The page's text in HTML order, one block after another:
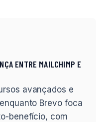
ENTRE MAILCHIMP E
avançados e
Brevo foca
benefício, com